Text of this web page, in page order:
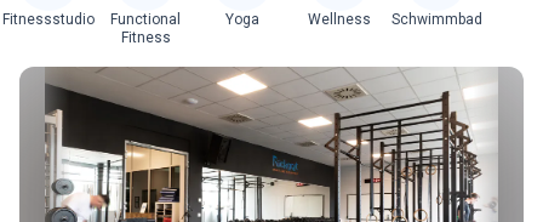
Fitnessstudio
Functional
Fitness
Yoga Wellness Schwimmbad